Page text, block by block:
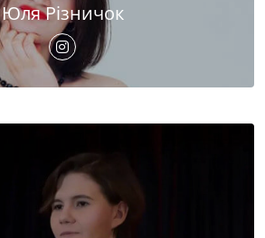
Юля Різничок